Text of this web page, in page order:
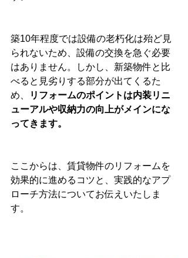
築10年程度では設備の老朽化は殆ど見
られないため、設備の交換を急ぐ必要
はありません。しかし、新築物件と比
べると見劣りする部分が出てくるた
め、
リフォームのポイントは内装リニ
ューアルや収納力の向上がメインにな
ってきます。
ここからは、賃貸物件のリフォームを
効果的に進めるコツと、実践的なアプ
ローチ方法についてお伝えいたしま
す。